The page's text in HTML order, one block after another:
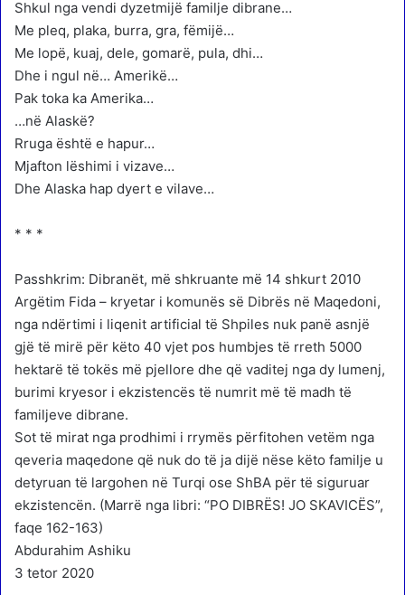
Shkul nga vendi dyzetmijë familje dibrane…
Me pleq, plaka, burra, gra, fëmijë…
Me lopë, kuaj, dele, gomarë, pula, dhi…
Dhe i ngul në… Amerikë…
Pak toka ka Amerika…
…në Alaskë?
Rruga është e hapur…
Mjafton lëshimi i vizave…
Dhe Alaska hap dyert e vilave…
* * *
Passhkrim: Dibranët, më shkruante më 14 shkurt 2010
Argëtim Fida – kryetar i komunës së Dibrës në Maqedoni,
nga ndërtimi i liqenit artificial të Shpiles nuk panë asnjë
gjë të mirë për këto 40 vjet pos humbjes të rreth 5000
hektarë të tokës më pjellore dhe që vaditej nga dy lumenj,
burimi kryesor i ekzistencës të numrit më të madh të
familjeve dibrane.
Sot të mirat nga prodhimi i rrymës përfitohen vetëm nga
qeveria maqedone që nuk do të ja dijë nëse këto familje u
detyruan të largohen në Turqi ose ShBA për të siguruar
ekzistencën. (Marrë nga libri: “PO DIBRËS! JO SKAVICËS”,
faqe 162-163)
Abdurahim Ashiku
3 tetor 2020